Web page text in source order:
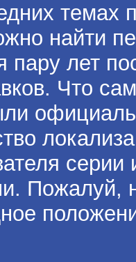
темах
найти
пару лет
Что
серии
Пожалуй,